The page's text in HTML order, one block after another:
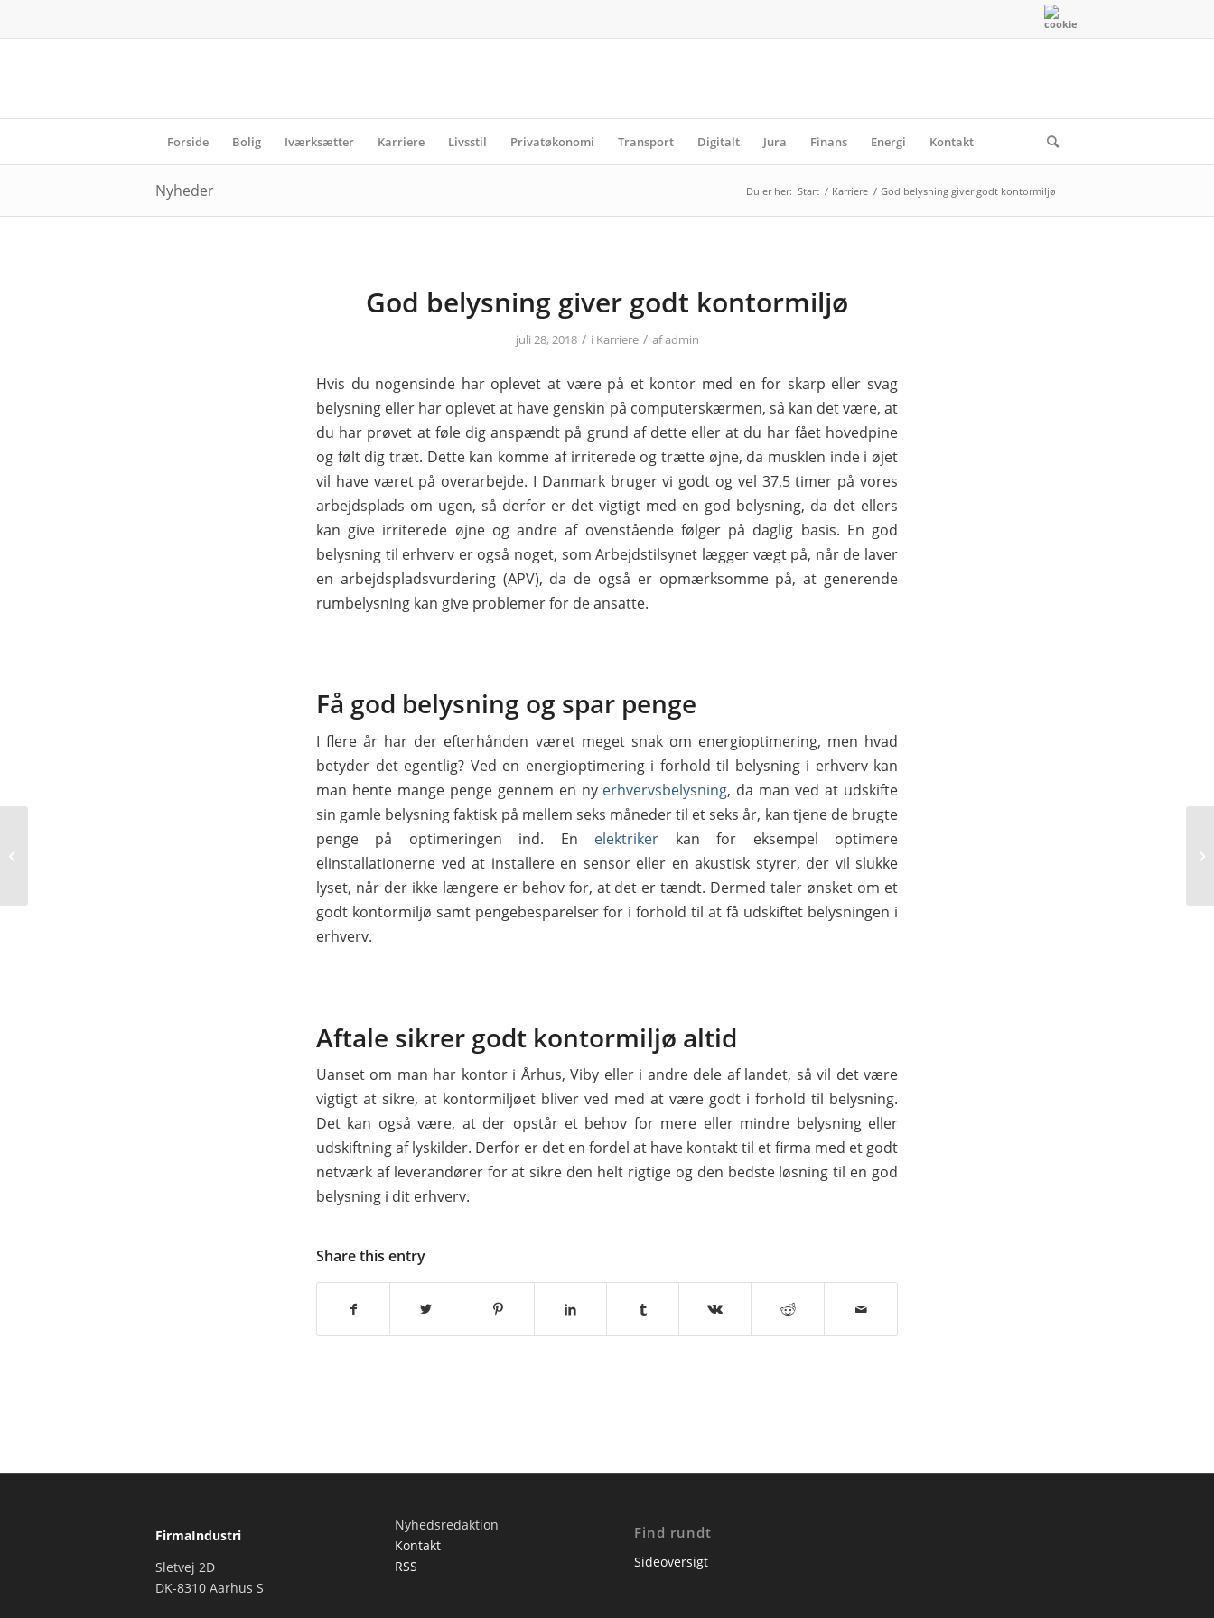
Forside Bolig Iværksætter Karriere Livsstil Privatøkonomi Transport Digitalt Jura Finans Energi Kontakt
Nyheder Du er her: Start / Karriere / God belysning giver godt kontormiljø
God belysning giver godt kontormiljø
juli 28, 2018 / i Karriere / afadmin
Hvis du nogensinde har oplevet at være på et kontor med en for skarp eller svag
belysning eller har oplevet at have genskin på computerskærmen, så kan det være, at
du har prøvet at føle dig anspændt på grund af dette eller at du har fået hovedpine
og følt dig træt. Dette kan komme af irriterede og trætte øjne, da musklen inde i øjet
vil have været på overarbejde. I Danmark bruger vi godt og vel 37,5 timer på vores
arbejdsplads om ugen, så derfor er det vigtigt med en god belysning, da det ellers
kan give irriterede øjne og andre af ovenstående følger på daglig basis. En god
belysning til erhverv er også noget, som Arbejdstilsynet lægger vægt på, når de laver
en arbejdspladsvurdering (APV), da de også er opmærksomme på, at generende
rumbelysning kan give problemer for de ansatte.
Få god belysning og spar penge
I flere år har der efterhånden været meget snak om energioptimering, men hvad
betyder det egentlig? Ved en energioptimering i forhold til belysning i erhverv kan
man hente mange penge gennem en ny erhvervsbelysning, da man ved at udskifte
sin gamle belysning faktisk på mellem seks måneder til et seks år, kan tjene de brugte
penge på optimeringen ind. En elektriker kan for eksempel optimere
elinstallationerne ved at installere en sensor eller en akustisk styrer, der vil slukke
lyset, når der ikke længere er behov for, at det er tændt. Dermed taler ønsket om et
godt kontormiljø samt pengebesparelser for i forhold til at få udskiftet belysningen i
erhverv.
Aftale sikrer godt kontormiljø altid
Uanset om man har kontor i Århus, Viby eller i andre dele af landet, så vil det være
vigtigt at sikre, at kontormiljøet bliver ved med at være godt i forhold til belysning.
Det kan også være, at der opstår et behov for mere eller mindre belysning eller
udskiftning af lyskilder. Derfor er det en fordel at have kontakt til et firma med et godt
netværk af leverandører for at sikre den helt rigtige og den bedste løsning til en god
belysning i dit erhverv.
Share this entry
FirmaIndustri
Sletvej 2D
DK-8310 Aarhus S
Nyhedsredaktion
Kontakt
RSS
Find rundt
Sideoversigt